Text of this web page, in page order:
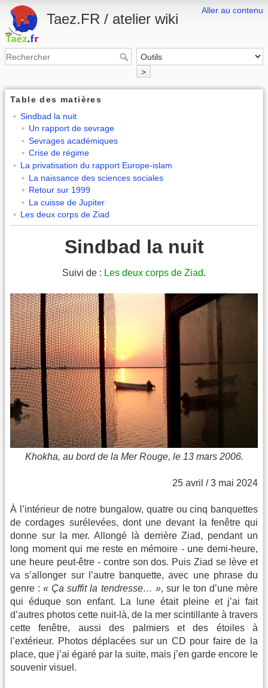
Aller au contenu
Taez.FR / atelier wiki
>
Table des matières
Sindbad la nuit
Un rapport de sevrage
Sevrages académiques
Crise de régime
La privatisation du rapport Europe-islam
La naissance des sciences sociales
Retour sur 1999
La cuisse de Jupiter
Les deux corps de Ziad
Sindbad la nuit
Suivi de : Les deux corps de Ziad.
Khokha, au bord de la Mer Rouge, le 13 mars 2006.
25 avril / 3 mai 2024
À l’intérieur de notre bungalow, quatre ou cinq banquettes
de cordages surélevées, dont une devant la fenêtre qui
donne sur la mer. Allongé là derrière Ziad, pendant un
long moment qui me reste en mémoire - une demi-heure,
une heure peut-être - contre son dos. Puis Ziad se lève et
va s’allonger sur l’autre banquette, avec une phrase du
genre :« Ça suffit la tendresse… », sur le ton d’une mère
qui éduque son enfant. La lune était pleine et j’ai fait
d’autres photos cette nuit-là, de la mer scintillante à travers
cette fenêtre, aussi des palmiers et des étoiles à
l’extérieur. Photos déplacées sur un CD pour faire de la
place, que j’ai égaré par la suite, mais j’en garde encore le
souvenir visuel.